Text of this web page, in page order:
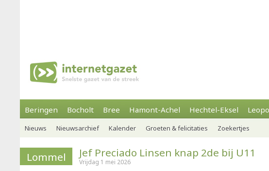
Beringen Bocholt Bree Hamont-Achel Hechtel-Eksel
Nieuws Nieuwsarchief Kalender Groeten & felicitaties Zoekertjes
Lommel Jef Preciado Linsen knap 2de bij U11
Vrijdag 1 mei 2026